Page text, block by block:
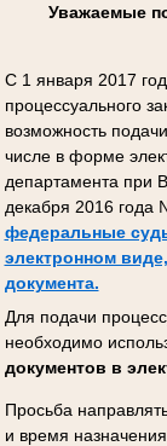
Уважаемые
С 1 января 2017
процессуального
возможность
числе в форме
департамента при
декабря 2016 года
федеральные
электронном
документа.
Для подачи
необходимо
документов в
Просьба
и время